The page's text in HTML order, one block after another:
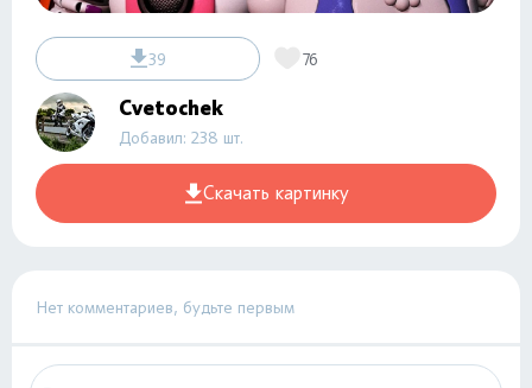
39 76
Cvetochek
Добавил: 238 шт.
Скачать картинку
Нет комментариев, будьте первым